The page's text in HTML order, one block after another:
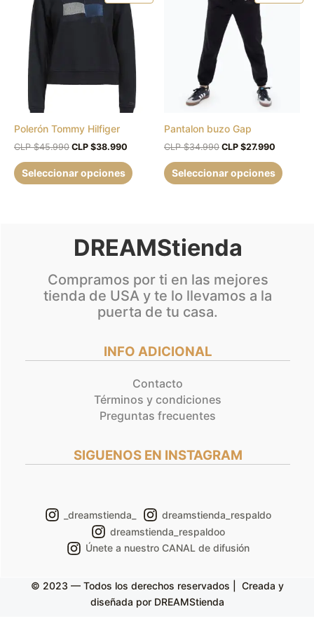
Polerón Tommy Hilfiger
CLP $45.990
original
era:
CLP $38.990
actual
es:
CLP
$38.990.
Seleccionar opciones
tiene
múltiples
variantes.
Las
se
pueden
página
Pantalon buzo Gap
CLP $34.990
original
era:
CLP
$34.990.
CLP $27.990
actual
Seleccionar opciones página
DREAMStienda
Compramos por ti en las mejores
tienda de USA y te lo llevamos a la
puerta de tu casa.
INFO ADICIONAL
Contacto
Términos y condiciones
Preguntas frecuentes
SIGUENOS EN INSTAGRAM
_dreamstienda_
dreamstienda_respaldo
dreamstienda_respaldoo
Únete a nuestro CANAL de difusión
© 2023 — Todos los derechos reservados | Creada y
diseñada por DREAMStienda